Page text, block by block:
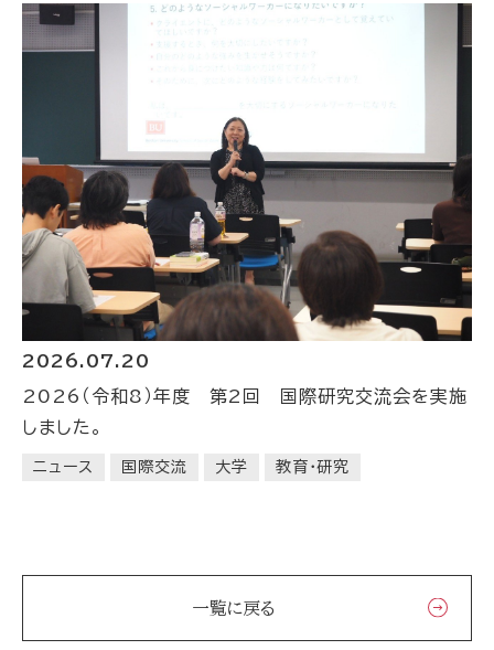
2026.07.20
2026（令和8）年度 第2回 国際研究交流会を実施
しました。
ニュース 国際交流 大学 教育・研究
一覧に戻る